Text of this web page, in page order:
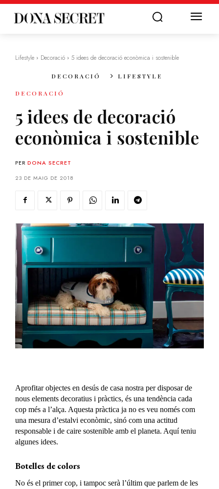
Lifestyle Decoració 5 idees de decoració econòmica i sostenible
DECORACIÓ LIFESTYLE
DECORACIÓ
5 idees de decoració
econòmica i sostenible
PER DONA SECRET
23 DE MAIG DE 2018
Aprofitar objectes en desús de casa nostra per disposar de
nous elements decoratius i pràctics, és una tendència cada
cop més a l’alça. Aquesta pràctica ja no es veu només com
una mesura d’estalvi econòmic, sinó com una actitud
responsable i de caire sostenible amb el planeta. Aquí teniu
algunes idees.
Botelles de colors
No és el primer cop, i tampoc serà l’últim que parlem de les